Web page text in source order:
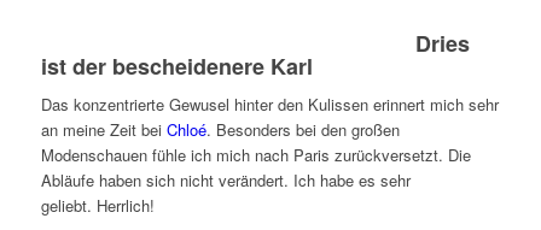
Dries
ist der bescheidenere Karl
Das konzentrierte Gewusel hinter den Kulissen erinnert mich sehr
an meine Zeit bei Chloé. Besonders bei den großen
Modenschauen fühle ich mich nach Paris zurückversetzt. Die
Abläufe haben sich nicht verändert. Ich habe es sehr
geliebt. Herrlich!